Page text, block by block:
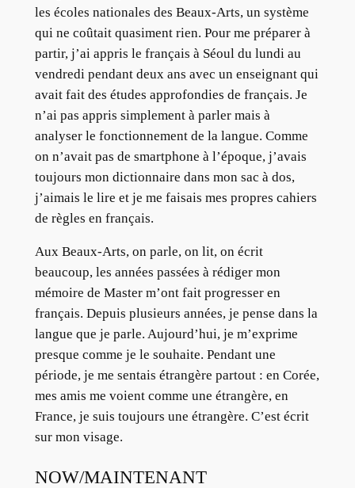
les écoles nationales des Beaux-Arts, un système
qui ne coûtait quasiment rien. Pour me préparer à
partir, j’ai appris le français à Séoul du lundi au
vendredi pendant deux ans avec un enseignant qui
avait fait des études approfondies de français. Je
n’ai pas appris simplement à parler mais à
analyser le fonctionnement de la langue. Comme
on n’avait pas de smartphone à l’époque, j’avais
toujours mon dictionnaire dans mon sac à dos,
j’aimais le lire et je me faisais mes propres cahiers
de règles en français.
Aux Beaux-Arts, on parle, on lit, on écrit
beaucoup, les années passées à rédiger mon
mémoire de Master m’ont fait progresser en
français. Depuis plusieurs années, je pense dans la
langue que je parle. Aujourd’hui, je m’exprime
presque comme je le souhaite. Pendant une
période, je me sentais étrangère partout : en Corée,
mes amis me voient comme une étrangère, en
France, je suis toujours une étrangère. C’est écrit
sur mon visage.
NOW/MAINTENANT